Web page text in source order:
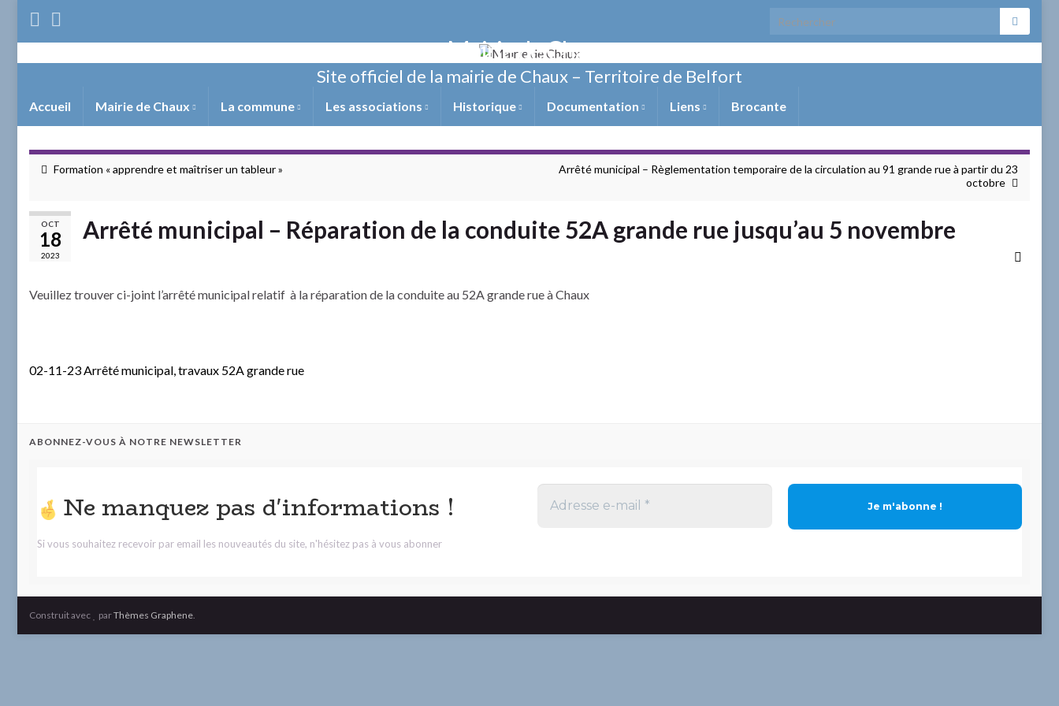
Search for:
Mairie de Chaux
Site officiel de la mairie de Chaux – Territoire de Belfort
Accueil Mairie de Chaux La commune Les associations Historique Documentation Liens Brocante
Formation « apprendre et maîtriser un tableur »
Arrêté municipal – Règlementation temporaire de la circulation au 91 grande rue à partir du 23
octobre
OCT
18
2023
Arrêté municipal – Réparation de la conduite 52A grande rue jusqu’au 5 novembre
Veuillez trouver ci-joint l’arrêté municipal relatif à la réparation de la conduite au 52A grande rue à Chaux
02-11-23 Arrêté municipal, travaux 52A grande rue
ABONNEZ-VOUS À NOTRE NEWSLETTER
Ne manquez pas d'informations !
Si vous souhaitez recevoir par email les nouveautés du site, n'hésitez pas à vous abonner
Construit avec parThèmes Graphene.